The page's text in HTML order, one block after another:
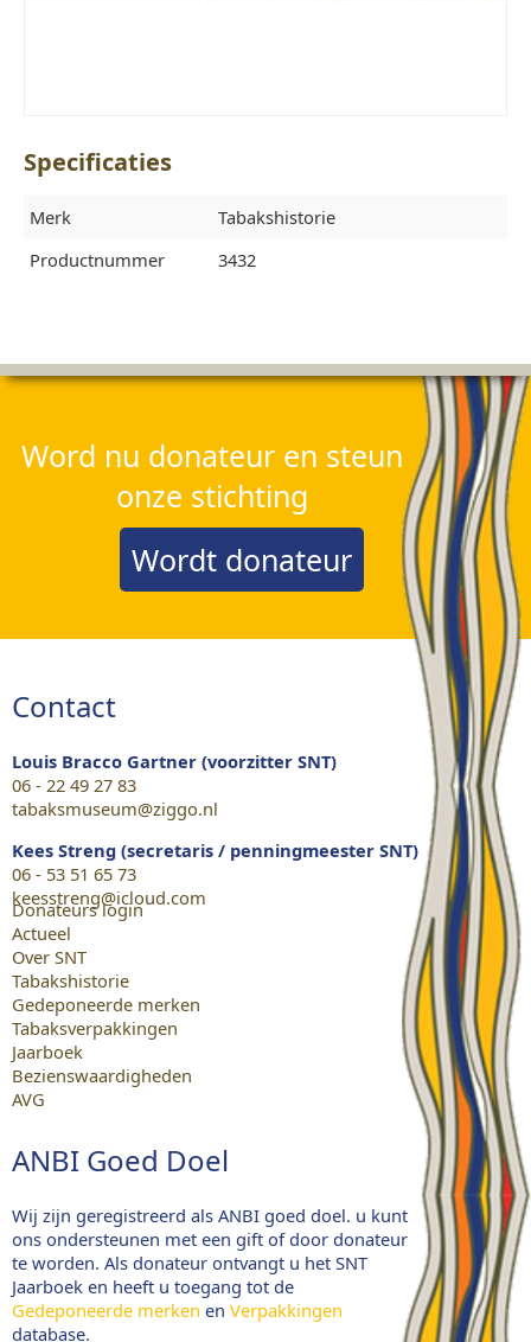
Specificaties
Merk
Tabakshistorie
Productnummer
3432
Word nu donateur en steun
onze stichting
Wordt donateur
Contact
Louis Bracco Gartner (voorzitter SNT)
06 - 22 49 27 83
tabaksmuseum@ziggo.nl
Kees Streng (secretaris / penningmeester SNT)
06 - 53 51 65 73
keesstreng@icloud.com
Donateurs login
Actueel
Over SNT
Tabakshistorie
Gedeponeerde merken
Tabaksverpakkingen
Jaarboek
Bezienswaardigheden
AVG
ANBI Goed Doel
Wij zijn geregistreerd als ANBI goed doel. u kunt
ons ondersteunen met een gift of door donateur
te worden. Als donateur ontvangt u het SNT
Jaarboek en heeft u toegang tot de
Gedeponeerde merken en Verpakkingen
database.